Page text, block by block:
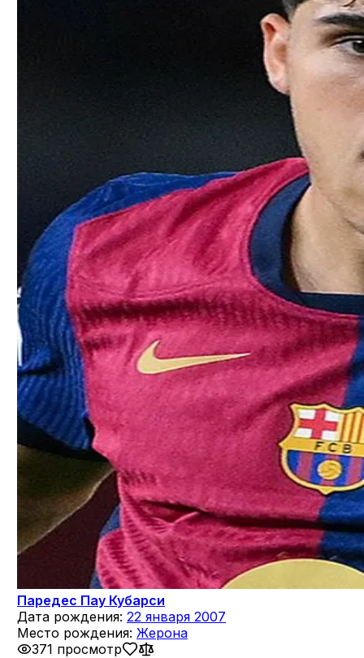
Паредес Пау Кубарси
Дата рождения: 22 января 2007
Место рождения: Жерона
371 просмотр